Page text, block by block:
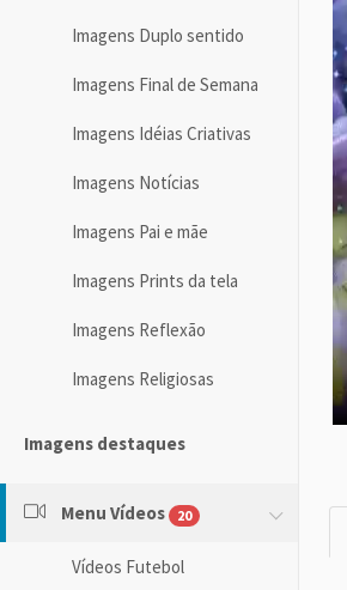
Imagens Duplo sentido
Imagens Final de Semana
Imagens Idéias Criativas
Imagens Notícias
Imagens Pai e mãe
Imagens Prints da tela
Imagens Reflexão
Imagens Religiosas
Imagens destaques
Menu Vídeos 20
Vídeos Futebol